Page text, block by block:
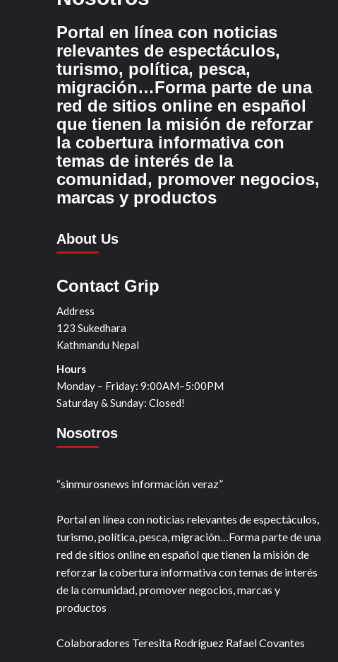
Portal en línea con noticias
relevantes de espectáculos,
turismo, política, pesca,
migración…Forma parte de una
red de sitios online en español
que tienen la misión de reforzar
la cobertura informativa con
temas de interés de la
comunidad, promover negocios,
marcas y productos
About Us
Contact Grip
Address
123 Sukedhara
Kathmandu Nepal
Hours
Monday – Friday: 9:00AM–5:00PM
Saturday & Sunday: Closed!
Nosotros
“sinmurosnews información veraz”
Portal en línea con noticias relevantes de espectáculos,
turismo, política, pesca, migración…Forma parte de una
red de sitios online en español que tienen la misión de
reforzar la cobertura informativa con temas de interés
de la comunidad, promover negocios, marcas y
productos
Colaboradores Teresita Rodríguez Rafael Covantes